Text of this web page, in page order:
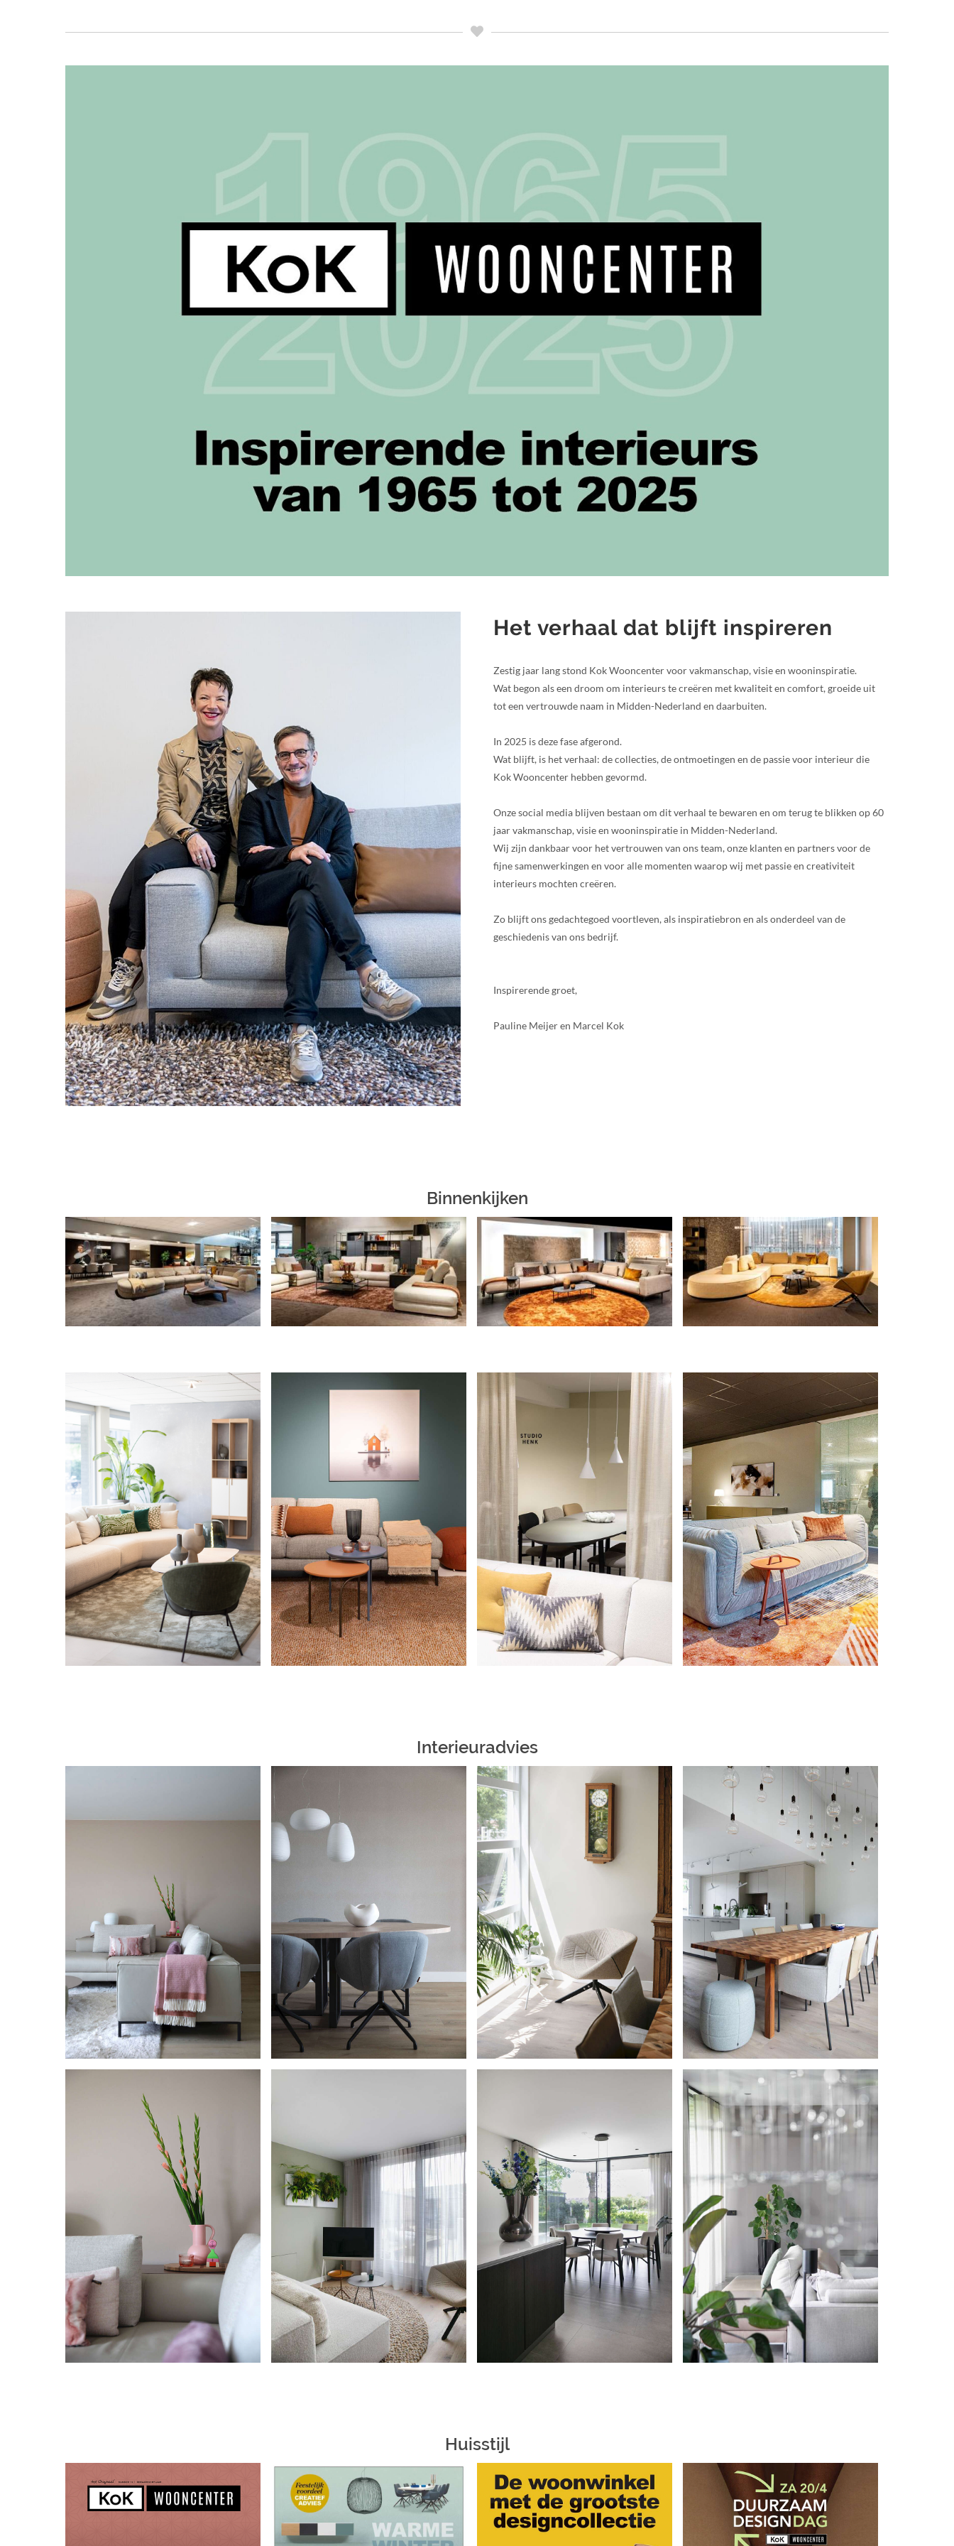
Het verhaal dat blijft inspireren
Zestig jaar lang stond Kok Wooncenter voor vakmanschap, visie en wooninspiratie.
Wat begon als een droom om interieurs te creëren met kwaliteit en comfort, groeide uit
tot een vertrouwde naam in Midden-Nederland en daarbuiten.
In 2025 is deze fase afgerond.
Wat blijft, is het verhaal: de collecties, de ontmoetingen en de passie voor interieur die
Kok Wooncenter hebben gevormd.
Onze social media blijven bestaan om dit verhaal te bewaren en om terug te blikken op 60
jaar vakmanschap, visie en wooninspiratie in Midden-Nederland.
Wij zijn dankbaar voor het vertrouwen van ons team, onze klanten en partners voor de
fijne samenwerkingen en voor alle momenten waarop wij met passie en creativiteit
interieurs mochten creëren.
Zo blijft ons gedachtegoed voortleven, als inspiratiebron en als onderdeel van de
geschiedenis van ons bedrijf.
Inspirerende groet,
Pauline Meijer en Marcel Kok
Binnenkijken
Interieuradvies
Huisstijl